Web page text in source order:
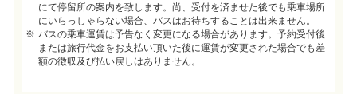
にて停留所の案内を致します。尚、受付を済ませた後でも乗車場所
にいらっしゃらない場合、バスはお待ちすることは出来ません。
バスの乗車運賃は予告なく変更になる場合があります。予約受付後
または旅行代金をお支払い頂いた後に運賃が変更された場合でも差
額の徴収及び払い戻しはありません。